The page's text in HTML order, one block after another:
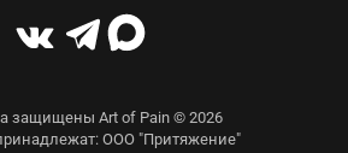
защищены Art of Pain © 2026
ООО "Притяжение"